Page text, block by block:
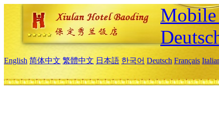
English 简体中文 繁體中文 日本語 한국어 Deutsch Français